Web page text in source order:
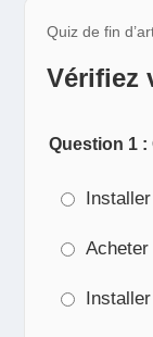
Quiz de fin
Vérifiez
Question 1
Acheter